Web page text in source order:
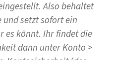
Also behaltet
und setzt sofort ein
es könnt. Ihr findet die
dann unter Konto >